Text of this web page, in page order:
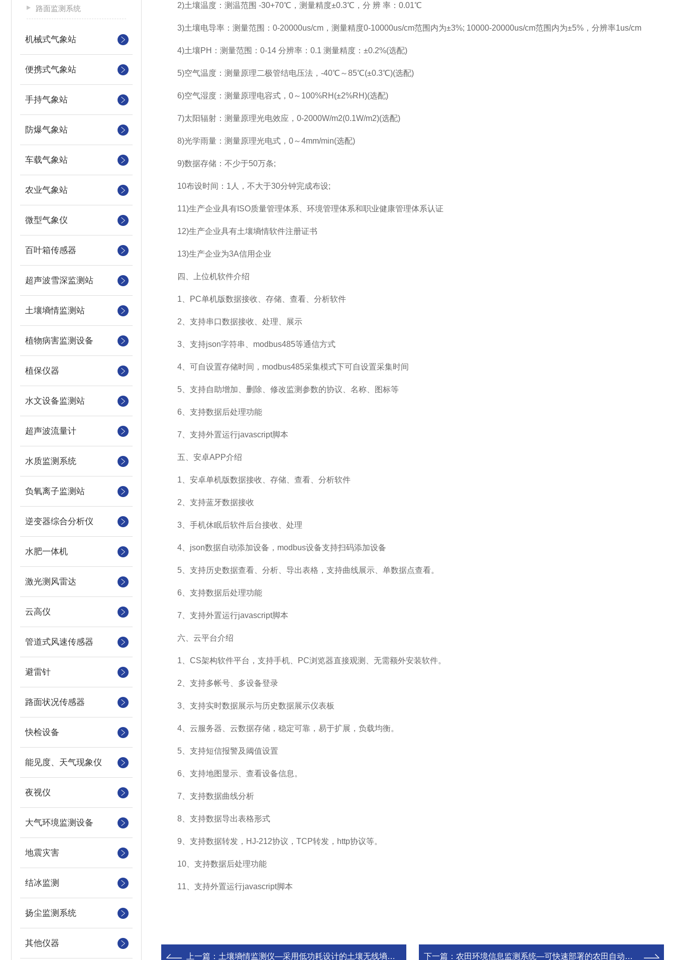
路面监测系统
机械式气象站
便携式气象站
手持气象站
防爆气象站
车载气象站
农业气象站
微型气象仪
百叶箱传感器
超声波雪深监测站
土壤墒情监测站
植物病害监测设备
植保仪器
水文设备监测站
超声波流量计
水质监测系统
负氧离子监测站
逆变器综合分析仪
水肥一体机
激光测风雷达
云高仪
管道式风速传感器
避雷针
路面状况传感器
快检设备
能见度、天气现象仪
夜视仪
大气环境监测设备
地震灾害
结冰监测
扬尘监测系统
其他仪器
2)土壤温度：测温范围 -30+70℃，测量精度±0.3℃，分 辨 率：0.01℃
3)土壤电导率：测量范围：0-20000us/cm，测量精度0-10000us/cm范围内为±3%; 10000-20000us/cm范围内为±5%，分辨率1us/cm
4)土壤PH：测量范围：0-14 分辨率：0.1 测量精度：±0.2%(选配)
5)空气温度：测量原理二极管结电压法，-40℃～85℃(±0.3℃)(选配)
6)空气湿度：测量原理电容式，0～100%RH(±2%RH)(选配)
7)太阳辐射：测量原理光电效应，0-2000W/m2(0.1W/m2)(选配)
8)光学雨量：测量原理光电式，0～4mm/min(选配)
9)数据存储：不少于50万条;
10布设时间：1人，不大于30分钟完成布设;
11)生产企业具有ISO质量管理体系、环境管理体系和职业健康管理体系认证
12)生产企业具有土壤墒情软件注册证书
13)生产企业为3A信用企业
四、上位机软件介绍
1、PC单机版数据接收、存储、查看、分析软件
2、支持串口数据接收、处理、展示
3、支持json字符串、modbus485等通信方式
4、可自设置存储时间，modbus485采集模式下可自设置采集时间
5、支持自助增加、删除、修改监测参数的协议、名称、图标等
6、支持数据后处理功能
7、支持外置运行javascript脚本
五、安卓APP介绍
1、安卓单机版数据接收、存储、查看、分析软件
2、支持蓝牙数据接收
3、手机休眠后软件后台接收、处理
4、json数据自动添加设备，modbus设备支持扫码添加设备
5、支持历史数据查看、分析、导出表格，支持曲线展示、单数据点查看。
6、支持数据后处理功能
7、支持外置运行javascript脚本
六、云平台介绍
1、CS架构软件平台，支持手机、PC浏览器直接观测、无需额外安装软件。
2、支持多帐号、多设备登录
3、支持实时数据展示与历史数据展示仪表板
4、云服务器、云数据存储，稳定可靠，易于扩展，负载均衡。
5、支持短信报警及阈值设置
6、支持地图显示、查看设备信息。
7、支持数据曲线分析
8、支持数据导出表格形式
9、支持数据转发，HJ-212协议，TCP转发，http协议等。
10、支持数据后处理功能
11、支持外置运行javascript脚本
上一篇： 土壤墒情监测仪—采用低功耗设计的土壤无线墒情监测站@2025全境派送 下一篇： 农田环境信息监测系统—可快速部署的农田自动气象站@2025全境派送